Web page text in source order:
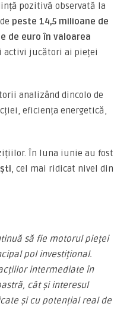
pozitivă observată la
peste 14,5 milioane de
de euro în valoarea
activi jucători ai pieței
analizând dincolo de
eficiența energetică,
În luna iunie au fost
, cel mai ridicat nivel din
să fie motorul pieței
pol investițional.
intermediate în
cât și interesul
și cu potențial real de